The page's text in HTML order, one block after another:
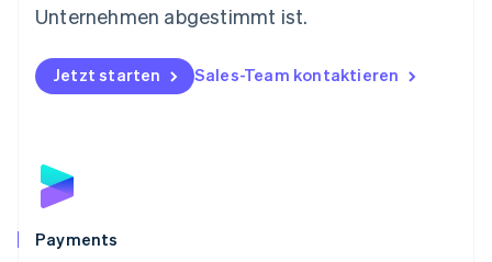
Unternehmen abgestimmt ist.
Jetzt starten Sales-Team kontaktieren
Payments
Österreich
Polen
English
Portugal
Schweden
Schweiz